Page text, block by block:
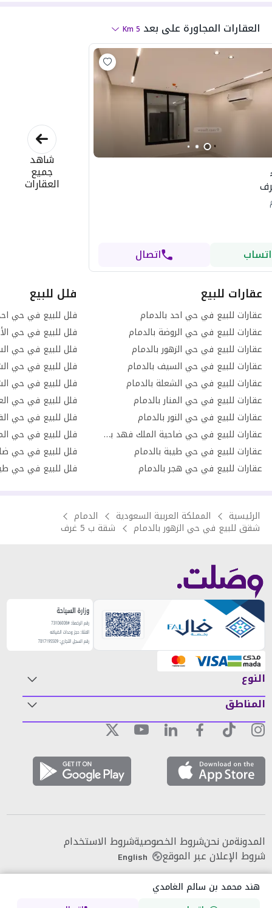
العقارات المجاورة على بعد 5
Km
اتصال
شاهد
جميع
العقارات
عقارات للبيع
عقارات للبيع في حي احد بالدمام
عقارات للبيع في حي الروضة بالدمام
عقارات للبيع في حي الزهور بالدمام
عقارات للبيع في حي السيف بالدمام
عقارات للبيع في حي الشعلة بالدمام
عقارات للبيع في حي المنار بالدمام
عقارات للبيع في حي النور بالدمام
عقارات للبيع في حي ضاحية الملك فهد بالدمام
عقارات للبيع في حي طيبة بالدمام
عقارات للبيع في حي هجر بالدمام
فلل للبيع
فلل للبيع في حي
فلل للبيع في حي
فلل للبيع في حي
فلل للبيع في حي
فلل للبيع في حي
فلل للبيع في حي
فلل للبيع في حي
فلل للبيع في حي
فلل للبيع في حي
الرئيسية المملكة العربية السعودية الدمام
شقق للبيع في حي الزهور بالدمام شقة ب 5 غرف
النوع
المناطق
المدونةمن نحنشروط الخصوصيةشروط الاستخدام
شروط الإعلان عبر الموقع English
هند محمد بن سالم الغامدي